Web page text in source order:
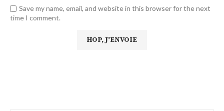
Save my name, email, and website in this browser for the next
time I comment.